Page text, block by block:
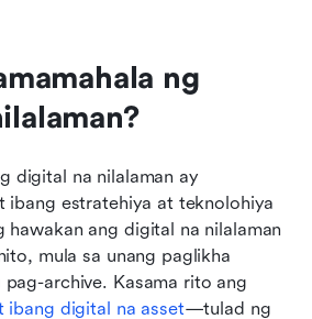
ng
digital na nilalaman ay
ibang estratehiya at teknolohiya
hawakan ang digital na nilalaman
mula sa unang paglikha
ibang digital na asset—tulad ng